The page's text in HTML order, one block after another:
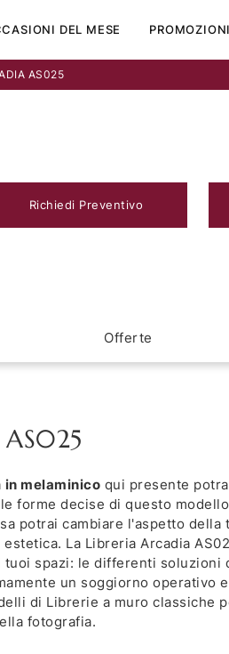
DEL MESE PROMOZIONI
AS025
Richiedi Preventivo
Offerte
in melaminico qui presente
forme decise di questo
potrai cambiare l'aspetto
La Libreria Arcadia
tuoi spazi: le differenti soluzioni
un soggiorno operativo
di Librerie a muro classiche
fotografia.